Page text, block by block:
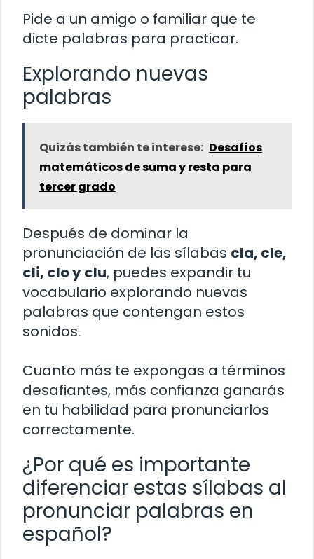
Pide a un amigo o familiar que te
dicte palabras para practicar.
Explorando nuevas
palabras
Quizás también te interese: Desafíos
matemáticos de suma y resta para
tercer grado
Después de dominar la
pronunciación de las sílabas cla, cle,
cli, clo y clu, puedes expandir tu
vocabulario explorando nuevas
palabras que contengan estos
sonidos.
Cuanto más te expongas a términos
desafiantes, más confianza ganarás
en tu habilidad para pronunciarlos
correctamente.
¿Por qué es importante
diferenciar estas sílabas al
pronunciar palabras en
español?